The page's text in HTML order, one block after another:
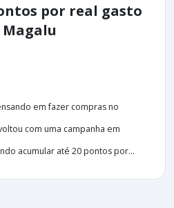
por real gasto
em fazer compras no
com uma campanha em
acumular até 20 pontos por...